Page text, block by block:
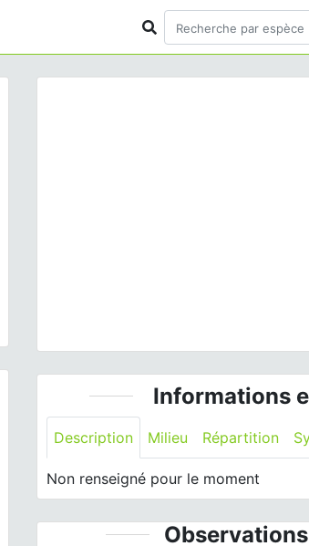
Informations
Description Milieu Répartition
Non renseigné pour le moment